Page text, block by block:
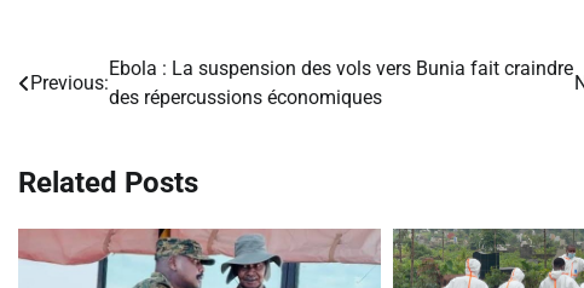
Navigation
l’article
Previous:
Ebola : La suspension des vols vers Bunia fait craindre
des répercussions économiques
Related Posts